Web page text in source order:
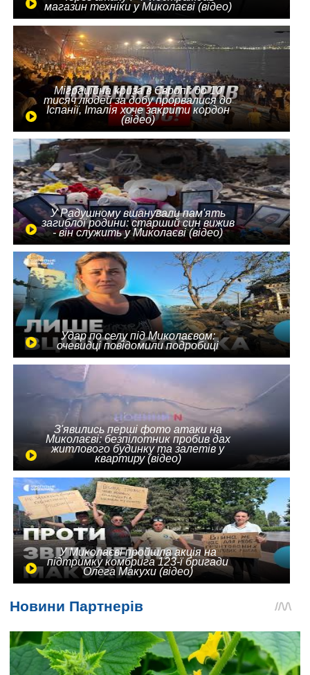
магазин техніки у Миколаєві (відео)
Міграційна криза в Європі: до 10
тисяч людей за добу прорвалися до
Іспанії, Італія хоче закрити кордон
(відео)
У Радушному вшанували пам'ять
загиблої родини: старший син вижив
- він служить у Миколаєві (відео)
Удар по селу під Миколаєвом:
очевидці повідомили подробиці
З'явились перші фото атаки на
Миколаєві: безпілотник пробив дах
житлового будинку та залетів у
квартиру (відео)
У Миколаєві пройшла акція на
підтримку комбрига 123-ї бригади
Олега Макухи (відео)